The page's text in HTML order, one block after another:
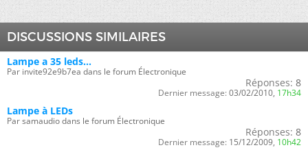
DISCUSSIONS SIMILAIRES
Lampe a 35 leds...
Par invite92e9b7ea dans le forum Électronique
Réponses: 8
Dernier message: 03/02/2010, 17h34
Lampe à LEDs
Par samaudio dans le forum Électronique
Réponses: 8
Dernier message: 15/12/2009, 10h42